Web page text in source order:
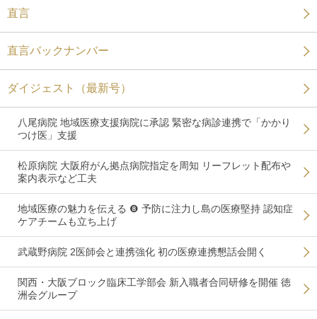
直言
直言バックナンバー
ダイジェスト（最新号）
八尾病院 地域医療支援病院に承認 緊密な病診連携で「かかり
つけ医」支援
松原病院 大阪府がん拠点病院指定を周知 リーフレット配布や
案内表示など工夫
地域医療の魅力を伝える ❽ 予防に注力し島の医療堅持 認知症
ケアチームも立ち上げ
武蔵野病院 2医師会と連携強化 初の医療連携懇話会開く
関西・大阪ブロック臨床工学部会 新入職者合同研修を開催 徳
洲会グループ